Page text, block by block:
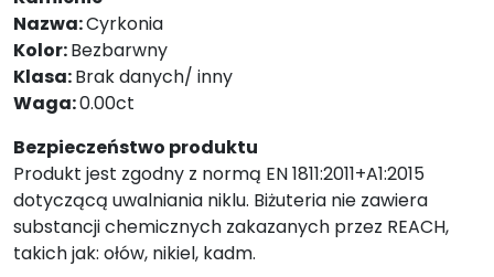
Nazwa:Cyrkonia
Kolor:Bezbarwny
Klasa:Brak danych/ inny
Waga:0.00ct
Bezpieczeństwo produktu
Produkt jest zgodny z normą EN 1811:2011+A1:2015
dotyczącą uwalniania niklu. Biżuteria nie zawiera
substancji chemicznych zakazanych przez REACH,
takich jak: ołów, nikiel, kadm.